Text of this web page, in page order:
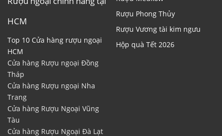
Top 10 Cửa hàng rượu ngoại
HCM
Cửa hàng Rượu ngoại Đồng
Tháp
Cửa hàng Rượu ngoại Nha
Trang
Cửa hàng Rượu Ngoại Vũng
Tàu
Rượu Meukow
Rượu Phong Thủy
Rượu Vương tài kim ngưu